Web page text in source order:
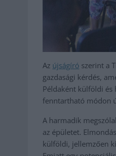
Az újságíró szerint a
gazdasági kérdés,
Példaként külföldi és
fenntartható módon
A harmadik
az épületet.
külföldi, jellemzően